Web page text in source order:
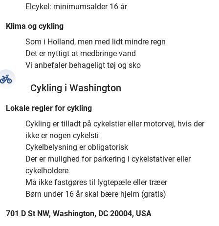
Elcykel: minimumsalder 16 år
Klima og cykling
Som i Holland, men med lidt mindre regn
Det er nyttigt at medbringe vand
Vi anbefaler behageligt tøj og sko
Cykling i Washington
Lokale regler for cykling
Cykling er tilladt på cykelstier eller motorvej, hvis der
ikke er nogen cykelsti
Cykelbelysning er obligatorisk
Der er mulighed for parkering i cykelstativer eller
cykelholdere
Må ikke fastgøres til lygtepæle eller træer
Børn under 16 år skal bære hjelm (gratis)
701 D St NW, Washington, DC 20004, USA